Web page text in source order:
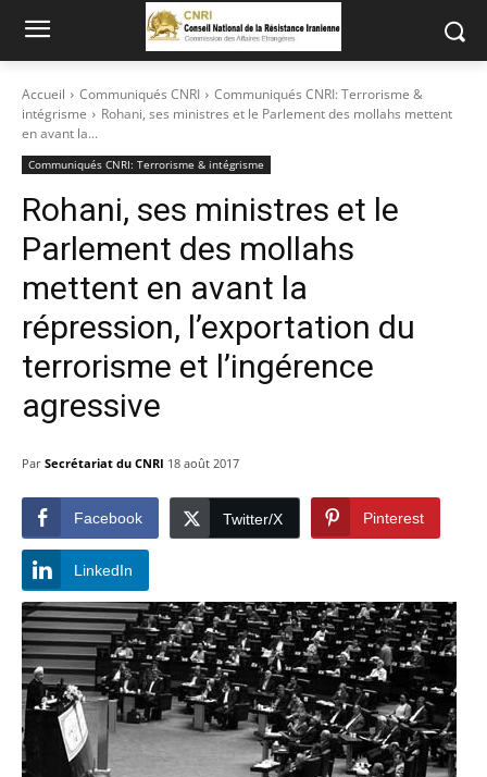
Accueil Communiqués CNRI
Communiqués CNRI: Terrorisme &
intégrisme
Rohani, ses ministres et le Parlement des mollahs mettent
en avant la...
Communiqués CNRI: Terrorisme & intégrisme
Rohani, ses ministres et le
Parlement des mollahs
mettent en avant la
répression, l’exportation du
terrorisme et l’ingérence
agressive
Par Secrétariat du CNRI 18 août 2017
Facebook Twitter/X Pinterest
LinkedIn